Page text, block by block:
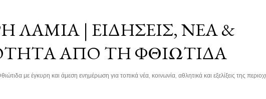
ΛΑΜΊΑ | ΕΙΔΉΣΕΙΣ, ΝΈΑ &
ΑΠΌ ΤΗ ΦΘΙΏΤΙΔΑ
με έγκυρη και άμεση ενημέρωση για τοπικά νέα, κοινωνία, αθλητικά και εξελίξεις της